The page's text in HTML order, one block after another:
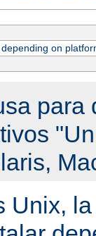
, depending on
para
Unix,